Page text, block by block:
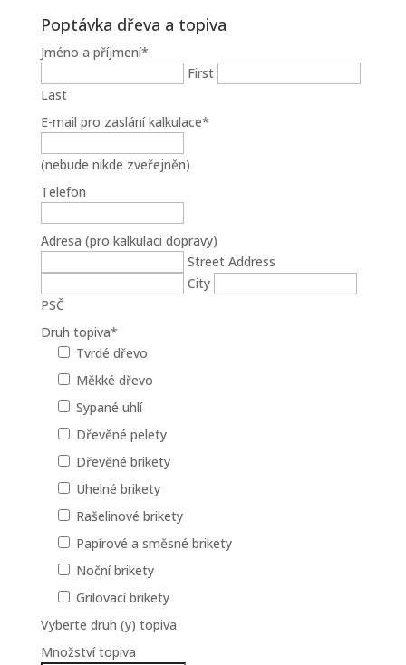
Poptávka dřeva a topiva
Jméno a příjmení*
First
Last
E-mail pro zaslání kalkulace*
(nebude nikde zveřejněn)
Telefon
Adresa (pro kalkulaci dopravy)
Street Address
City
PSČ
Druh topiva*
Tvrdé dřevo
Měkké dřevo
Sypané uhlí
Dřevěné pelety
Dřevěné brikety
Uhelné brikety
Rašelinové brikety
Papírové a směsné brikety
Noční brikety
Grilovací brikety
Vyberte druh (y) topiva
Množství topiva